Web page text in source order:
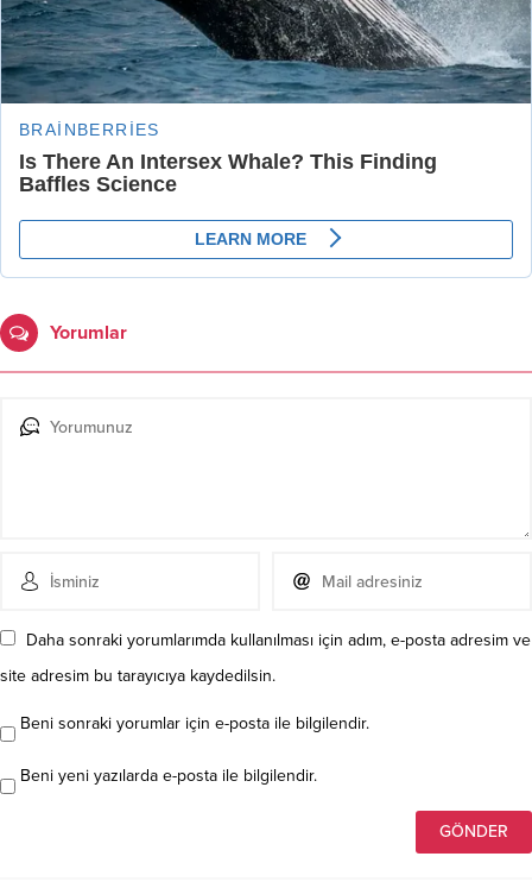
Yorumlar
Daha sonraki yorumlarımda kullanılması için adım, e-posta adresim ve
site adresim bu tarayıcıya kaydedilsin.
Beni sonraki yorumlar için e-posta ile bilgilendir.
Beni yeni yazılarda e-posta ile bilgilendir.